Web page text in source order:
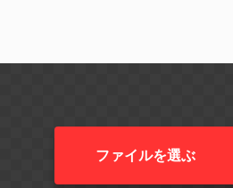
ファイルを選ぶ